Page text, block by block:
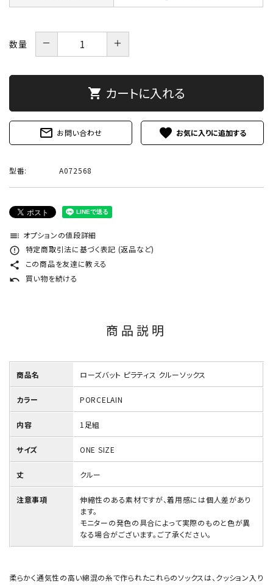
数量 － ＋
shopping_cart カートに入れる
mail_outline お問い合わせ favorite
型番: A072568
toc オプションの値段詳細
error_outline 特定商取引法に基づく表記 (返品など)
share この商品を友達に教える
undo 買い物を続ける
商品説明
商品名 ローズバット ピラティス クルーソックス
カラー PORCELAIN
内容 1足組
サイズ ONE SIZE
丈 クルー
注意事項
伸縮性のある素材ですが、着用感には個人差があり
ます。
モニターの発色の具合によって実際のものと色が異
なる場合がございます。ご了承ください。
柔らかく通気性の高い綿混の糸で作られたこれらのソックスは、クッション入り